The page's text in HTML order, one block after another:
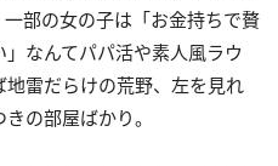
部の女の子は「お金持ちで贅
なんてパパ活や素人風ラウ
雷だらけの荒野、左を見れ
の部屋ばかり。